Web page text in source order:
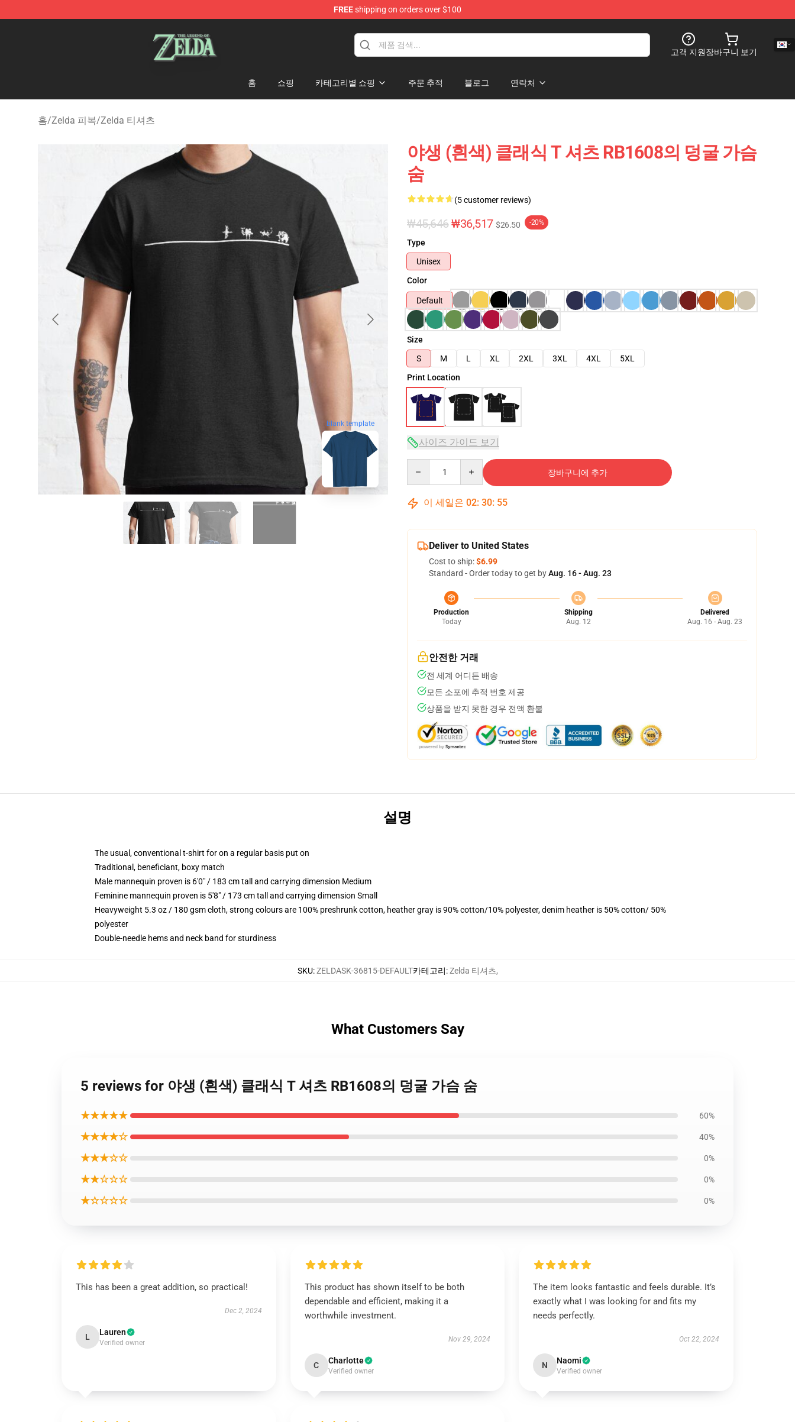
FREEshipping on orders over $100
고객 지원장바구니 보기
홈 쇼핑 카테고리별 쇼핑 주문 추적 블로그 연락처
홈/Zelda 피복/Zelda 티셔츠
blank template
야생 (흰색) 클래식 T 셔츠 RB1608의 덩굴 가슴
숨
(5 customer reviews)
₩45,646₩36,517 $26.50 -20%
Type
Unisex
Color
Default
Size
S
M L XL 2XL 3XL 4XL
5XL
Print Location
사이즈 가이드 보기
장바구니에 추가
이 세일은 02: 30: 54
Deliver to United States
Cost to ship:$6.99
Standard - Order today to get byAug. 16 - Aug. 23
Production
Today
Shipping
Aug. 12
Delivered
Aug. 16 - Aug. 23
안전한 거래
전 세계 어디든 배송
모든 소포에 추적 번호 제공
상품을 받지 못한 경우 전액 환불
설명
The usual, conventional t-shirt for on a regular basis put on
Traditional, beneficiant, boxy match
Male mannequin proven is 6'0" / 183 cm tall and carrying dimension Medium
Feminine mannequin proven is 5'8" / 173 cm tall and carrying dimension Small
Heavyweight 5.3 oz / 180 gsm cloth, strong colours are 100% preshrunk cotton, heather gray is 90% cotton/10% polyester, denim heather is 50% cotton/ 50%
polyester
Double-needle hems and neck band for sturdiness
SKU:ZELDASK-36815-DEFAULT카테고리:Zelda 티셔츠,
What Customers Say
5 reviews for 야생 (흰색) 클래식 T 셔츠 RB1608의 덩굴 가슴 숨
★★★★★ 60%
★★★★☆ 40%
★★★☆☆ 0%
★★☆☆☆ 0%
★☆☆☆☆ 0%
This has been a great addition, so practical!
Dec 2, 2024
L Lauren
Verified owner
This product has shown itself to be both
dependable and efficient, making it a
worthwhile investment.
Nov 29, 2024
C Charlotte
Verified owner
The item looks fantastic and feels durable. It’s
exactly what I was looking for and fits my
needs perfectly.
Oct 22, 2024
N Naomi
Verified owner